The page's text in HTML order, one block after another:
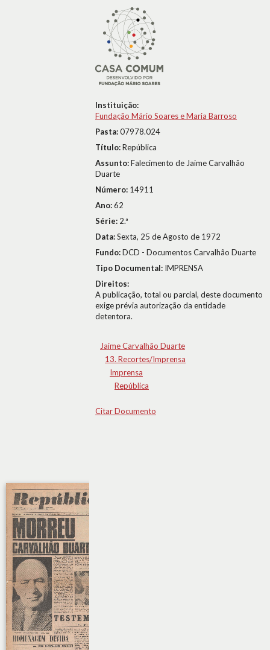
Instituição:
Fundação Mário Soares e Maria Barroso
Pasta:07978.024
Título:República
Assunto:Falecimento de Jaime Carvalhão
Duarte
Número: 14911
Ano:62
Série: 2.ª
Data:Sexta, 25 de Agosto de 1972
Fundo:DCD - Documentos Carvalhão Duarte
Tipo Documental: IMPRENSA
Direitos:
A publicação, total ou parcial, deste documento
exige prévia autorização da entidade
detentora.
Jaime Carvalhão Duarte
13. Recortes/Imprensa
Imprensa
República
Citar Documento